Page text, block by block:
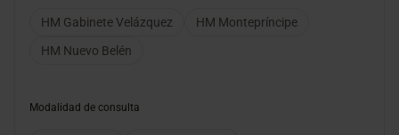
HM Gabinete Velázquez
HM Montepríncipe
HM Nuevo Belén
Modalidad de consulta